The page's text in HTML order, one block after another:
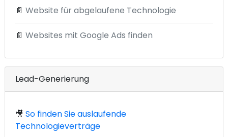
📄 Website für abgelaufene Technologie
📄 Websites mit Google Ads finden
Lead-Generierung
🎥 So finden Sie auslaufende
Technologieverträge